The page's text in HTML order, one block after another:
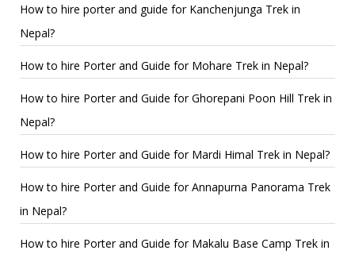
How to hire porter and guide for Kanchenjunga Trek in
Nepal?
How to hire Porter and Guide for Mohare Trek in Nepal?
How to hire Porter and Guide for Ghorepani Poon Hill Trek in
Nepal?
How to hire Porter and Guide for Mardi Himal Trek in Nepal?
How to hire Porter and Guide for Annapurna Panorama Trek
in Nepal?
How to hire Porter and Guide for Makalu Base Camp Trek in